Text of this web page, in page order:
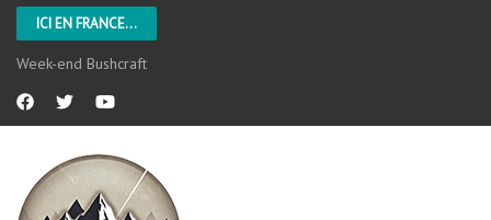
ICI EN FRANCE...
Week-end Bushcraft